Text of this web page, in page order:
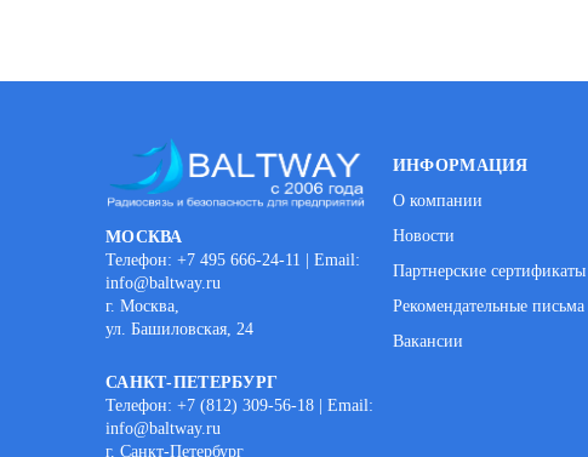
МОСКВА
Телефон: +7 495 666-24-11 | Email:
info@baltway.ru
г. Москва,
ул. Башиловская, 24
САНКТ-ПЕТЕРБУРГ
Телефон: +7 (812) 309-56-18 | Email:
info@baltway.ru
г. Санкт-Петербург
ИНФОРМАЦИЯ
О компании
Новости
Партнерские сертификаты
Рекомендательные письма
Вакансии